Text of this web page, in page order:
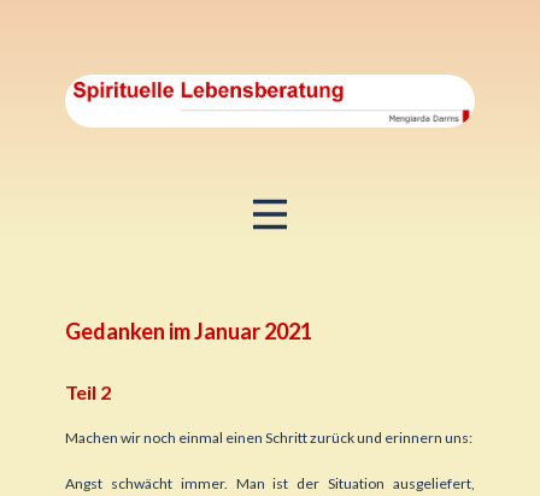
Gedanken im Januar 2021
Teil 2
Machen wir noch einmal einen Schritt zurück und erinnern uns:
Angst schwächt immer. Man ist der Situation ausgeliefert,